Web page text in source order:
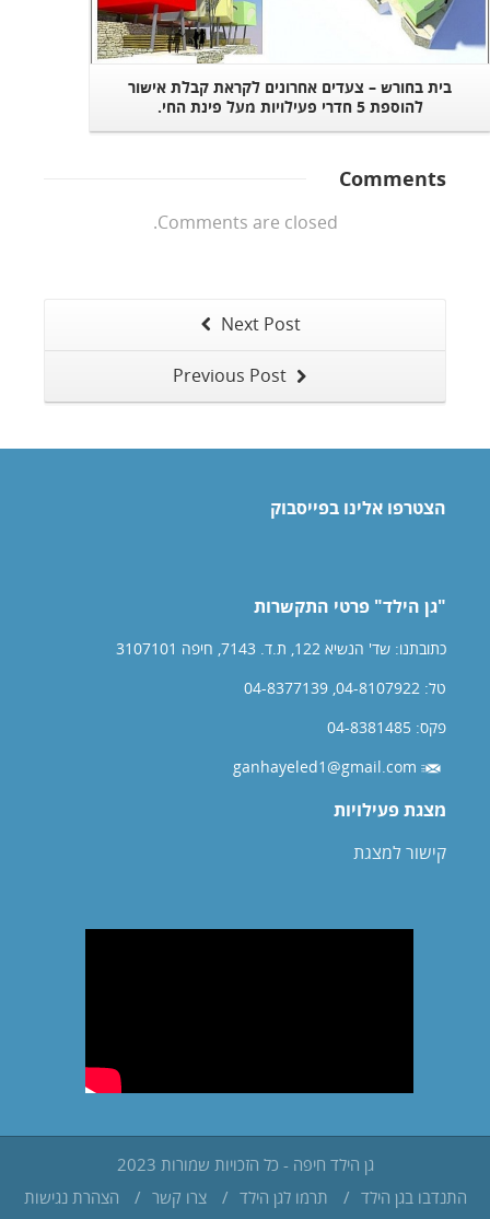
בית בחורש – צעדים אחרונים לקראת קבלת אישור
להוספת 5 חדרי פעילויות מעל פינת החי.
Comments
Comments are closed.
Next Post
הצטרפו אלינו בפייסבוק
"גן הילד" פרטי התקשרות
כתובתנו: שד' הנשיא 122, ת.ד. 7143, חיפה 3107101
טל: 04-8107922, 04-8377139
פקס: 04-8381485
ganhayeled1@gmail.com
מצגת פעילויות
קישור למצגת
גן הילד חיפה - כל הזכויות שמורות 2023
התנדבו בגן הילד / תרמו לגן הילד / צרו קשר / הצהרת נגישות